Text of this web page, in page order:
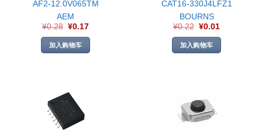
AF2-12.0V065TM
AEM
¥0.28 ¥0.17
加入购物车
CAT16-330J4LFZ1
BOURNS
¥0.22 ¥0.01
加入购物车